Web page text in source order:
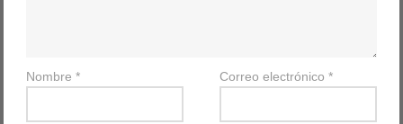
Nombre* Correo electrónico *